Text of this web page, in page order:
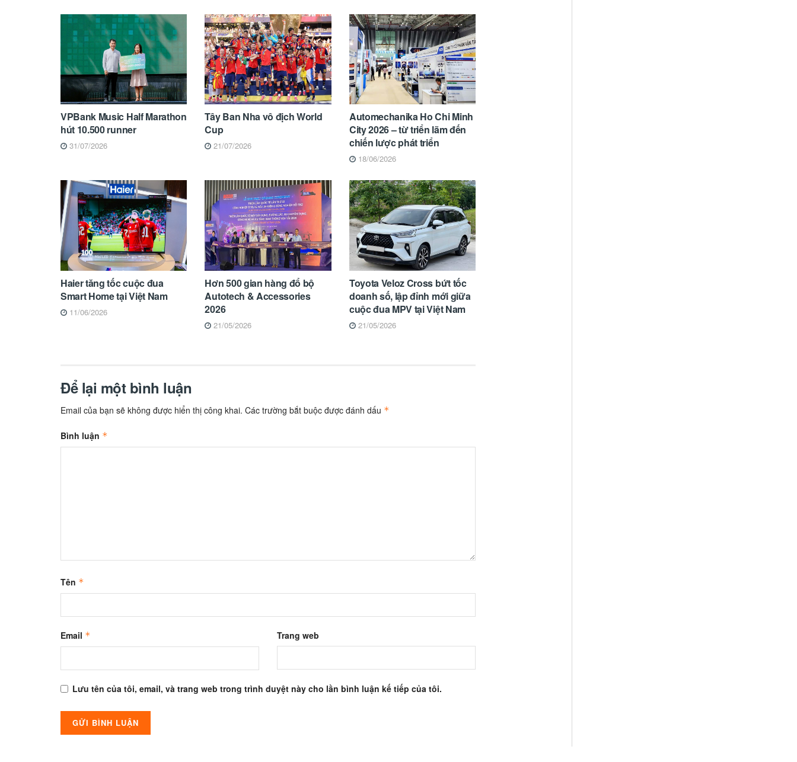
VPBank Music Half Marathon
hút 10.500 runner
31/07/2026
Tây Ban Nha vô địch World
Cup
21/07/2026
Automechanika Ho Chi Minh
City 2026 – từ triển lãm đến
chiến lược phát triển
18/06/2026
Haier tăng tốc cuộc đua
Smart Home tại Việt Nam
11/06/2026
Hơn 500 gian hàng đổ bộ
Autotech & Accessories
2026
21/05/2026
Toyota Veloz Cross bứt tốc
doanh số, lập đỉnh mới giữa
cuộc đua MPV tại Việt Nam
21/05/2026
Để lại một bình luận
Email của bạn sẽ không được hiển thị công khai. Các trường bắt buộc được đánh dấu *
Bình luận *
Tên *
Email * Trang web
Lưu tên của tôi, email, và trang web trong trình duyệt này cho lần bình luận kế tiếp của tôi.